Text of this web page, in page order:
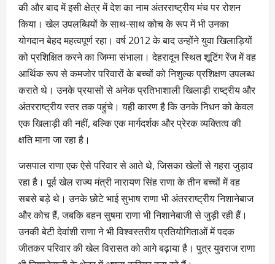
की और बाद में इसी क्षेत्र में देश का नाम अंतरराष्ट्रीय मंच पर रोशन
किया। खेल उपलब्धियों के साथ-साथ कोच के रूप में भी उनका
योगदान बेहद महत्वपूर्ण रहा। वर्ष 2012 के बाद उन्होंने युवा खिलाड़ियों
को प्रशिक्षित करने का जिम्मा संभाला। देहरादून स्थित शूटिंग रेंज में वह
आर्थिक रूप से कमजोर परिवारों के बच्चों को निशुल्क प्रशिक्षण उपलब्ध
कराते थे। उनके प्रयासों से अनेक प्रतिभाशाली खिलाड़ी राष्ट्रीय और
अंतरराष्ट्रीय स्तर तक पहुंचे। यही कारण है कि उनके निधन को केवल
एक खिलाड़ी की नहीं, बल्कि एक मार्गदर्शक और प्रेरक व्यक्तित्व की
क्षति माना जा रहा है।
जसपाल राणा एक ऐसे परिवार से आते थे, जिसका खेलों से गहरा जुड़ाव
रहा है। पूर्व खेल राज्य मंत्री नारायण सिंह राणा के तीन बच्चों में वह
सबसे बड़े थे। उनके छोटे भाई सुभाष राणा भी अंतरराष्ट्रीय निशानेबाज
और कोच हैं, जबकि बहन सुषमा राणा भी निशानेबाजी से जुड़ी रही हैं।
उनकी बेटी देवांशी राणा ने भी विश्वस्तरीय प्रतियोगिताओं में पदक
जीतकर परिवार की खेल विरासत को आगे बढ़ाया है। पुत्र युवराज राणा